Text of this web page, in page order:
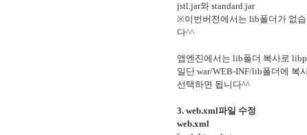
jstl.jar와 standard.jar
※이번버전에서는 lib폴더가 없습
다^^
앱엔진에서는 lib폴더 복사로
일단 war/WEB-INF/lib폴더에 복
선택하면 됩니다^^
3. web.xml파일 수정
web.xml